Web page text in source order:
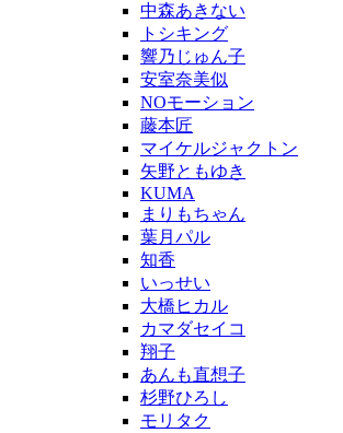
中森あきない
トシキング
響乃じゅん子
安室奈美似
NOモーション
藤本匠
マイケルジャクトン
矢野ともゆき
KUMA
まりもちゃん
葉月パル
知香
いっせい
大橋ヒカル
カマダセイコ
翔子
あんも直想子
杉野ひろし
モリタク